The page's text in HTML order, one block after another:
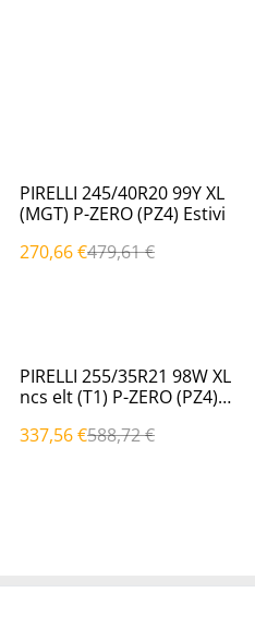
%
PIRELLI 245/40R20 99Y XL
(MGT) P-ZERO (PZ4) Estivi
270,66 €479,61 €
%
PIRELLI 255/35R21 98W XL
ncs elt (T1) P-ZERO (PZ4)
337,56 €588,72 €